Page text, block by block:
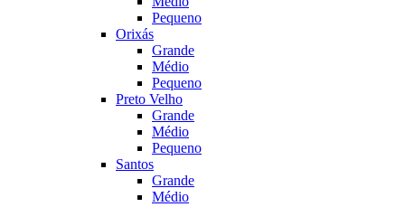
Pequeno
Orixás
Grande
Médio
Pequeno
Preto Velho
Grande
Médio
Pequeno
Santos
Grande
Médio